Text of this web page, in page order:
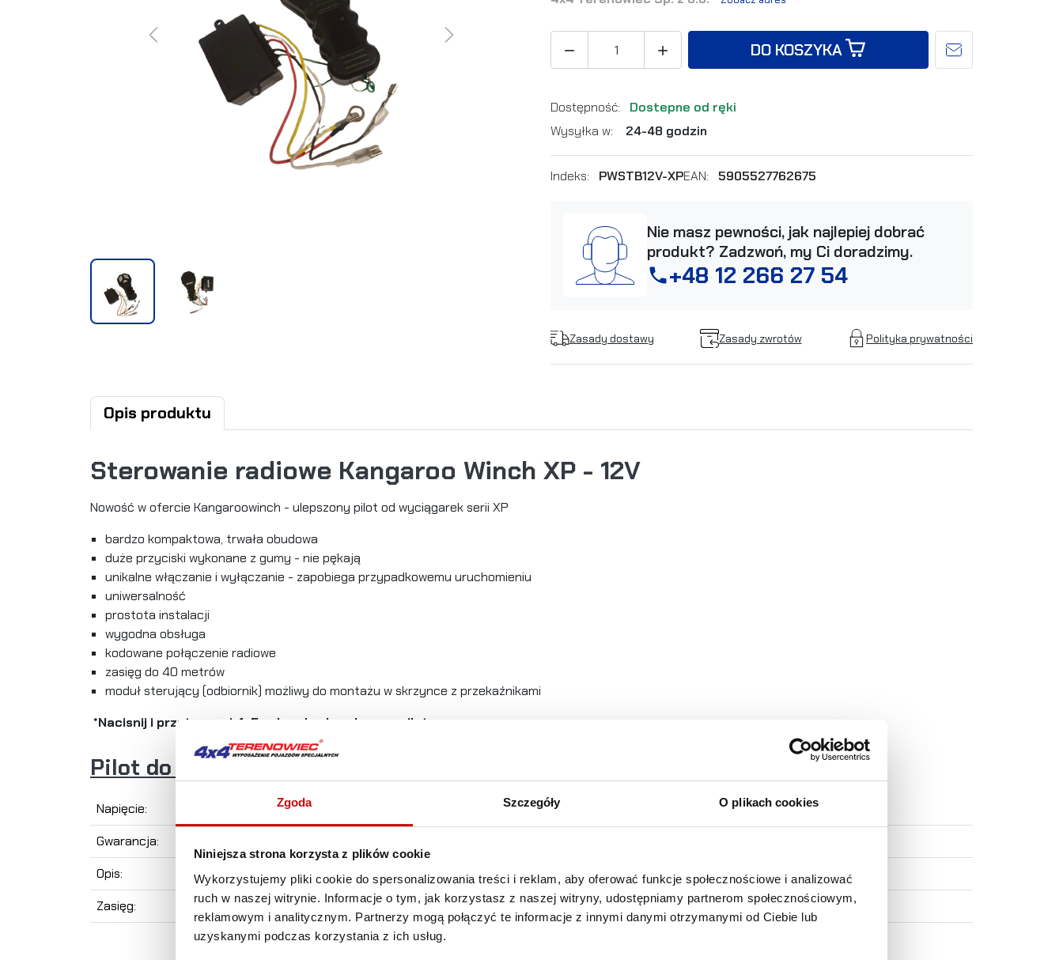
Zgoda Szczegóły O plikach cookies
Niniejsza strona korzysta z plików cookie
Wykorzystujemy pliki cookie do spersonalizowania treści i reklam, aby oferować funkcje społecznościowe i analizować
ruch w naszej witrynie. Informacje o tym, jak korzystasz z naszej witryny, udostępniamy partnerom społecznościowym,
reklamowym i analitycznym. Partnerzy mogą połączyć te informacje z innymi danymi otrzymanymi od Ciebie lub
uzyskanymi podczas korzystania z ich usług.
Previous Next
  DO KOSZYKA
Dostępność:
Dostepne od ręki
Wysyłka w:
24-48 godzin
Indeks: PWSTB12V-XPEAN: 5905527762675
Nie masz pewności, jak najlepiej dobrać
produkt? Zadzwoń, my Ci doradzimy.
phone+48 12 266 27 54
Zasady dostawy Zasady zwrotów Polityka prywatności
Opis produktu
Sterowanie radiowe Kangaroo Winch XP - 12V
Nowość w ofercie Kangaroowinch - ulepszony pilot od wyciągarek serii XP
bardzo kompaktowa, trwała obudowa
duże przyciski wykonane z gumy - nie pękają
unikalne włączanie i wyłączanie - zapobiega przypadkowemu uruchomieniu
uniwersalność
prostota instalacji
wygodna obsługa
kodowane połączenie radiowe
zasięg do 40 metrów
moduł sterujący (odbiornik) możliwy do montażu w skrzynce z przekaźnikami
*Nacisnij i przytrzymaj 4-5 sekund zeby właczyc pilota.
Pilot do wyciągarek 12V.
Napięcie:
Gwarancja:
Opis:
W zestawie odbiornik
Zasięg:
Do 40 metrów